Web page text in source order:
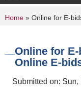
You are
Home » Online for E-
Online for
Online E-
Submitted on: Sun,